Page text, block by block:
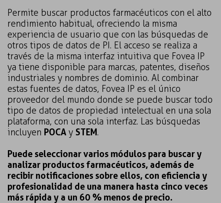
Permite buscar productos farmacéuticos con el alto
rendimiento habitual, ofreciendo la misma
experiencia de usuario que con las búsquedas de
otros tipos de datos de PI. El acceso se realiza a
través de la misma interfaz intuitiva que Fovea IP
ya tiene disponible para marcas, patentes, diseños
industriales y nombres de dominio. Al combinar
estas fuentes de datos, Fovea IP es el único
proveedor del mundo donde se puede buscar todo
tipo de datos de propiedad intelectual en una sola
plataforma, con una sola interfaz. Las búsquedas
incluyen POCA y STEM.
Puede seleccionar varios módulos para buscar y
analizar productos farmacéuticos, además de
recibir notificaciones sobre ellos, con eficiencia y
profesionalidad de una manera hasta cinco veces
más rápida y a un 60 % menos de precio.